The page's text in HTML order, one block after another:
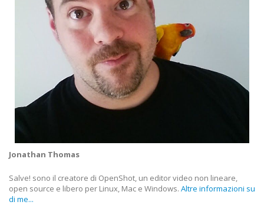
Jonathan Thomas
Salve! sono il creatore di OpenShot, un editor video non lineare,
open source e libero per Linux, Mac e Windows. Altre informazioni su
di me...